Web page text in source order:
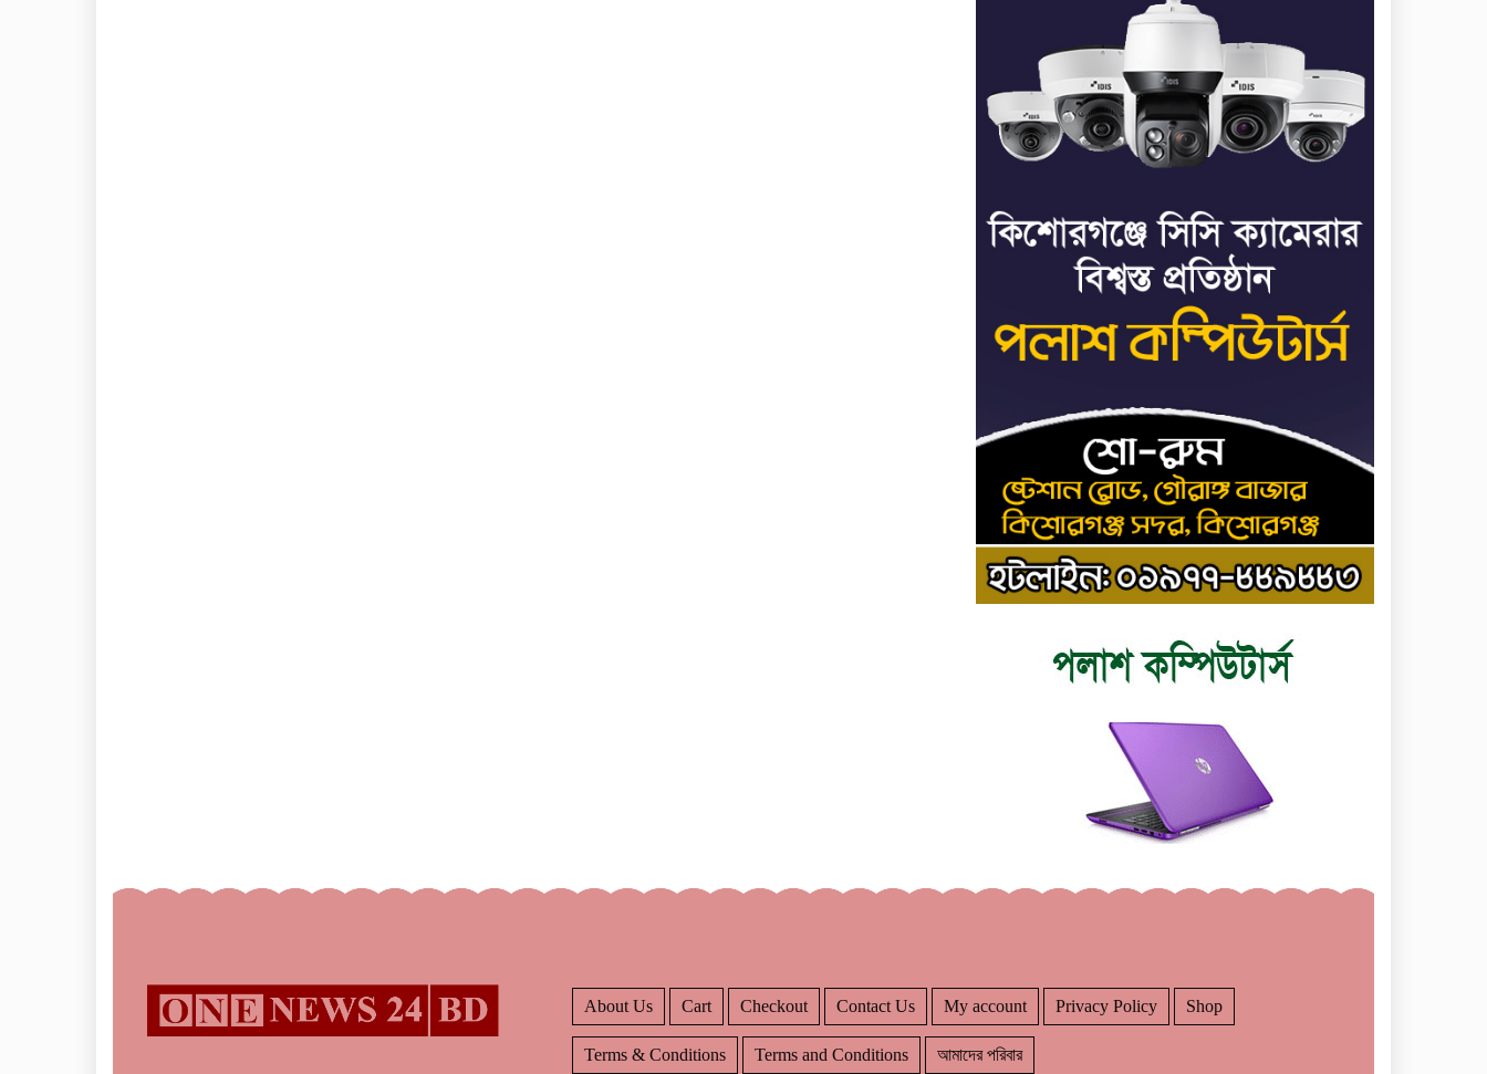
শেখ হাসিনার সঙ্গে পালানোর
ফ্লাইট কীভাবে মিস করেছিলেন
সালমান এফ রহমান
৭
ভাত রান্নার সময় নরম হয়ে
গেলে কী করবেন
৮
প্রত্যক্ষদর্শীদের তথ্য দেয়নি
জাতিসংঘ: ট্রাইব্যুনালকে
প্রসিকিউটর
৯
তাড়াইলে রাউতি মানবসেবা
ফাউন্ডেশনের আয়োজনে কাফন-
দাফন বিষয়ক বিশেষ প্রশিক্ষণ
১০
৪ বিভাগে অতি ভারি বৃষ্টির
সতর্কবার্তা
About Us Cart Checkout Contact Us My account Privacy Policy Shop
Terms & Conditions Terms and Conditions আমাদের পরিবার